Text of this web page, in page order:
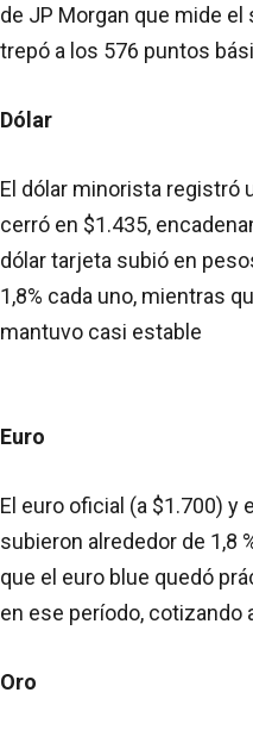
de JP Morgan que mide
trepó a los 576 puntos
Dólar
El dólar minorista registró
cerró en $1.435,
dólar tarjeta subió en
1,8% cada uno, mientras
mantuvo casi estable
Euro
El euro oficial (a $1.700) y
subieron alrededor de 1,8
que el euro blue quedó
en ese período, cotizando
Oro